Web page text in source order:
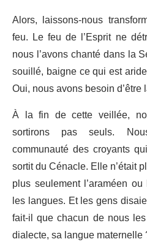
Alors, laissons-nous
feu. Le feu de l’Esprit ne
nous l’avons chanté dans la
souillé, baigne ce qui est
Oui, nous avons besoin
À la fin de cette veillée,
sortirons pas seuls.
communauté des croyants
sortit du Cénacle. Elle n’était
plus seulement l’araméen
les langues. Et les gens
fait-il que chacun de nous
dialecte, sa langue maternelle